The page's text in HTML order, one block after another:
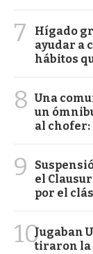
7
Hígado
ayudar a
hábitos
8 Una
un
al chofer:
9
el
por el
10Jugaban
tiraron la